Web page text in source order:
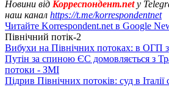
Новини від Корреспондент.netу
наш канал https://t.me/korrespondentnet
Читайте Korrespondent.net в Google
Північний потік-2
Вибухи на Північних потоках: в ОГП
Путін за спиною ЄС домовляється з
потоки - ЗМІ
Підрив Північних потоків: суд в